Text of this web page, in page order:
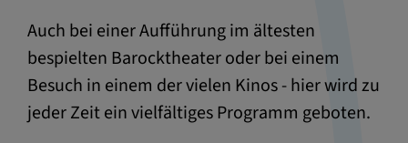
Auch bei einer Aufführung im ältesten
bespielten Barocktheater oder bei einem
Besuch in einem der vielen Kinos - hier wird zu
jeder Zeit ein vielfältiges Programm geboten.